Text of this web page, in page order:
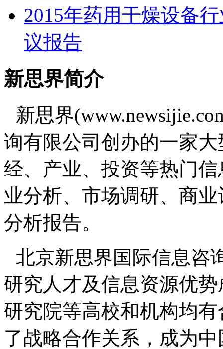
2015年药用干燥设备
议报告
新思界简介
新思界
询有限公司创办的一家
经、产业、投资等热门
业分析、市场调研、商
分析报告。
北京新思界国际信息咨
研究人才及信息资源优
研究院等高校和机构均
了战略合作关系，成为